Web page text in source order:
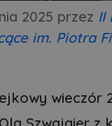
2025 przez II
im. Piotra
wieczór